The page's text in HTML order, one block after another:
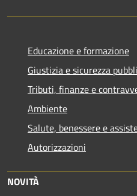
Educazione e formazione
Giustizia e sicurezza
Tributi, finanze e
Ambiente
Salute, benessere e
Autorizzazioni
NOVITÀ